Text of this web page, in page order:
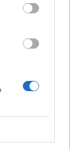
vznik
Horou připomněli